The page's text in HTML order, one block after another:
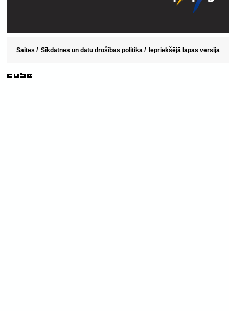
Saites / Sīkdatnes un datu drošības politika / Iepriekšējā lapas versija